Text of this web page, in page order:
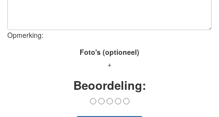
Opmerking:
Foto's (optioneel)
+
Beoordeling: